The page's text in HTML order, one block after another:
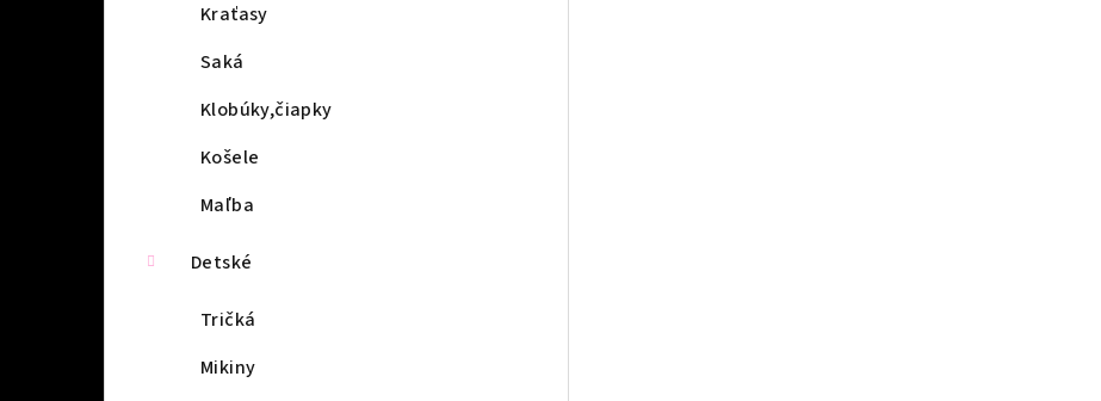
Kraťasy
Saká
Klobúky,čiapky
Košele
Maľba
Detské
Tričká
Mikiny